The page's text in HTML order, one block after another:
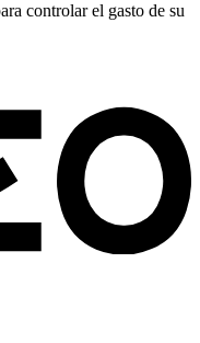
controlar el gasto de su